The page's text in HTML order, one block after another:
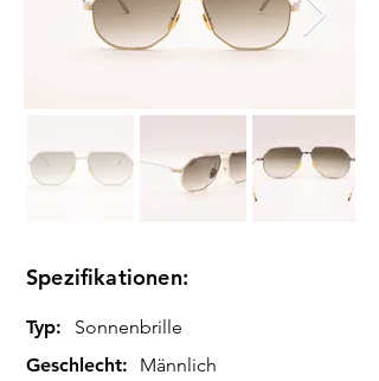
Spezifikationen:
Typ:
Sonnenbrille
Geschlecht:
Männlich